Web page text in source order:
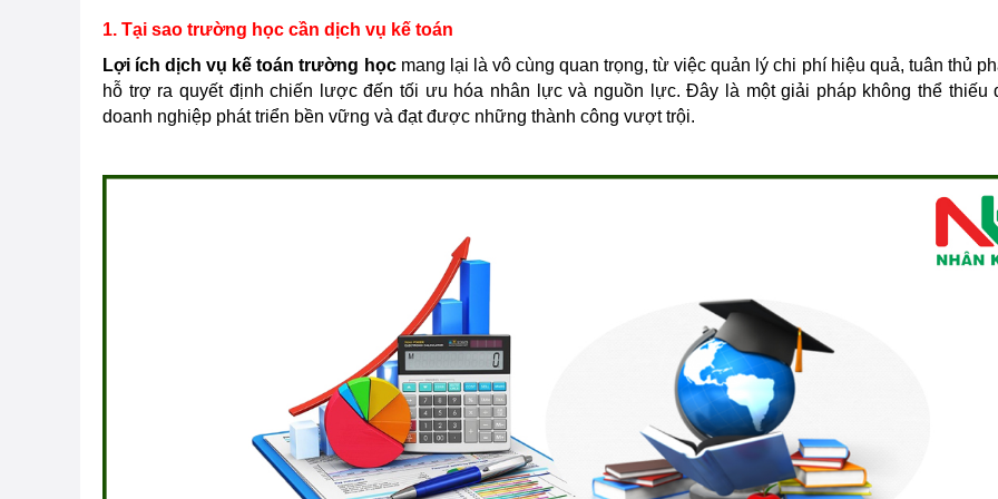
1. Tại sao trường học cần dịch vụ kế toán
Lợi ích dịch vụ kế toán trường họcmang lại là vô cùng quan trọng, từ việc quản lý chi phí hiệu quả, tuân thủ
hỗ trợ ra quyết định chiến lược đến tối ưu hóa nhân lực và nguồn lực. Đây là một giải pháp không thể thiếu
doanh nghiệp phát triển bền vững và đạt được những thành công vượt trội.